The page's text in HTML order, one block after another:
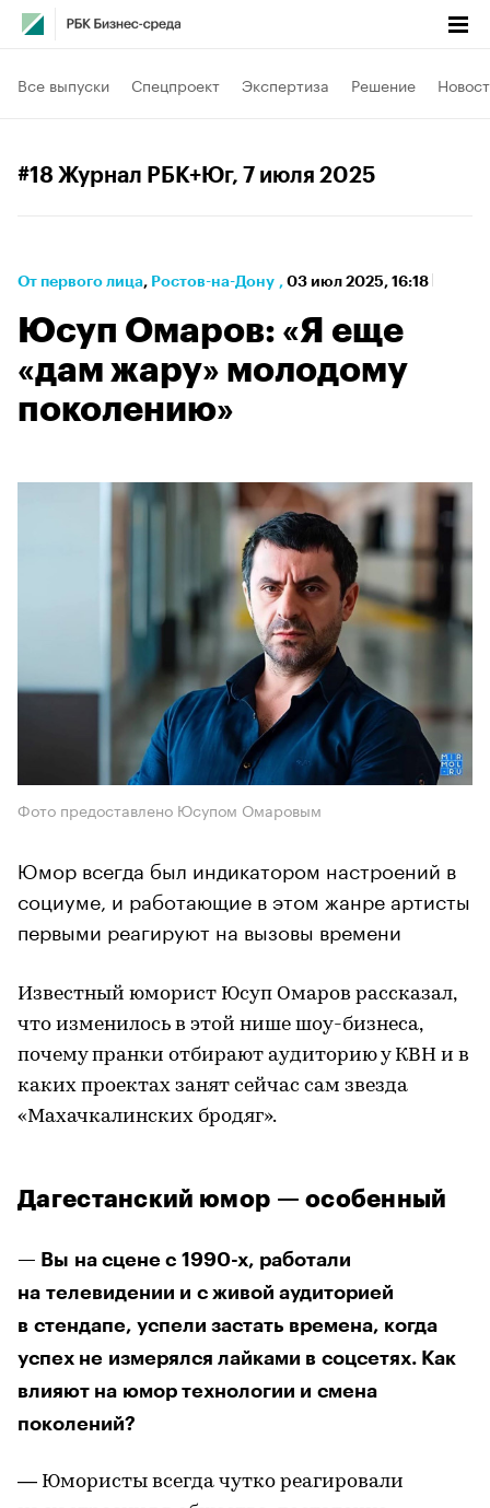
Все выпуски Спецпроект Экспертиза Решение
#18 Журнал РБК+Юг, 7 июля 2025
От первого лица⁠, Ростов-на-Дону , 03 июл 2025, 16:18
Юсуп Омаров: «Я еще
«дам жару» молодому
поколению»
Фото предоставлено Юсупом Омаровым
Юмор всегда был индикатором настроений в
социуме, и работающие в этом жанре артисты
первыми реагируют на вызовы времени
Известный юморист Юсуп Омаров рассказал,
что изменилось в этой нише шоу-бизнеса,
почему пранки отбирают аудиторию у КВН и в
каких проектах занят сейчас сам звезда
«Махачкалинских бродяг».
Дагестанский юмор — особенный
— Вы на сцене с 1990-х, работали
на телевидении и с живой аудиторией
в стендапе, успели застать времена, когда
успех не измерялся лайками в соцсетях. Как
влияют на юмор технологии и смена
поколений?
— Юмористы всегда чутко реагировали